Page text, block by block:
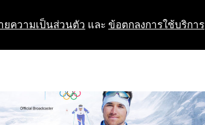
ยความเป็นส่วนตัว และ ข้อตกลงการใช้บริการ